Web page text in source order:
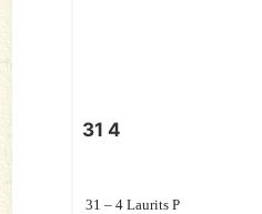
31 4
31 – 4 Laurits P